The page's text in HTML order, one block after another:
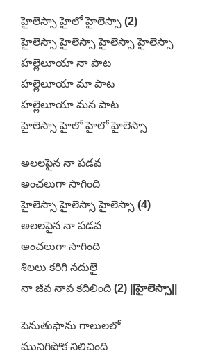
హైలెస్సా హైలో హైలెస్సా (2)
హైలెస్సా హైలెస్సా హైలెస్సా హైలెస్సా
హల్లెలూయా నా పాట
హల్లెలూయా మా పాట
హల్లెలూయా మన పాట
హైలెస్సా హైలో హైలో హైలెస్సా
అలలపైన నా పడవ
అంచలుగా సాగింది
హైలెస్సా హైలెస్సా హైలెస్సా (4)
అలలపైన నా పడవ
అంచలుగా సాగింది
శిలలు కరిగి నదులై
నా జీవ నావ కదిలింది (2) ||హైలెస్సా||
పెనుతుఫాను గాలులలో
మునిగిపోక నిలిచింది